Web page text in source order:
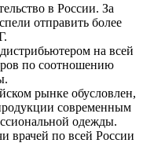
в России. За
отправить более
на всей
по соотношению
рынке обусловлен,
современным
одежды.
врачей по всей России